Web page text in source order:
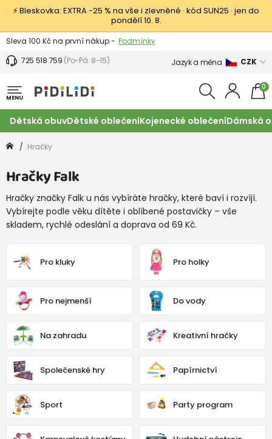
⚡ Bleskovka: EXTRA −25 % na vše i zlevněné · kód SUN25 · jen do
pondělí 10. 8.
Zobrazit
Sleva 100 Kč na první nákup - Podmínky
725 518 759 (Po-Pá: 8-15) Jazyk a měna CZK
MENU
0
Dětská obuvDětské oblečeníKojenecké oblečeníDámská
Hračky
Hračky Falk
Hračky značky Falk u nás vybíráte hračky, které baví i rozvíjí.
Vybírejte podle věku dítěte i oblíbené postavičky – vše
skladem, rychlé odeslání a doprava od 69 Kč.
Pro kluky Pro holky
Pro nejmenší Do vody
Na zahradu Kreativní hračky
Společenské hry Papírnictví
Sport Party program